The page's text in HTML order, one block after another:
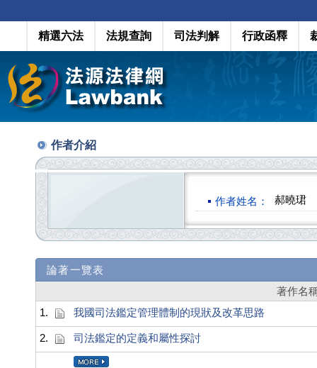
精選六法 法規查詢 司法判解 行政函釋
作者介紹
作者姓名： 郝曉珺
論著一覽表
著作名
1.
我國司法鑑定管理體制的現狀及改革思路
2. 司法鑑定的定義和屬性探討